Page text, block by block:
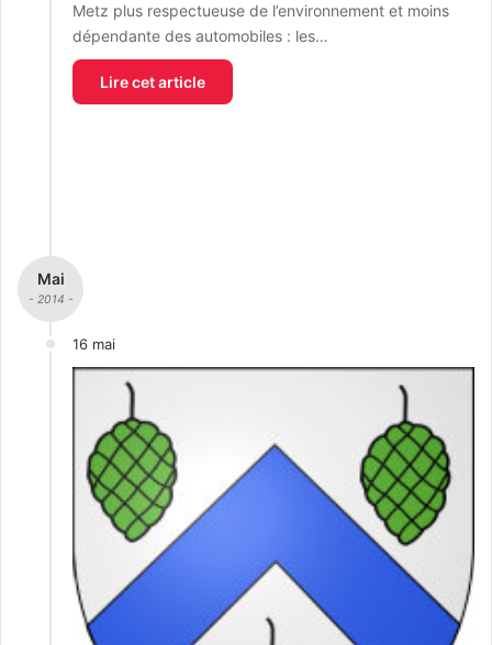
Metz plus respectueuse de l’environnement et moins
dépendante des automobiles : les…
Lire cet article
Mai
- 2014 -
16 mai